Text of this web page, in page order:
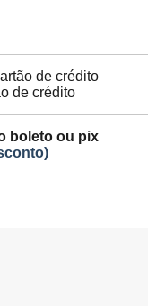
de crédito
de crédito
boleto ou pix